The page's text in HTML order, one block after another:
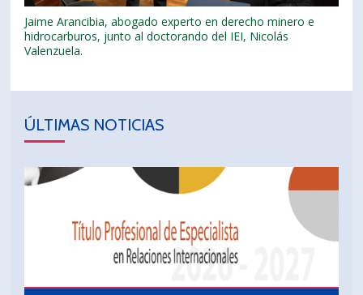
Jaime Arancibia, abogado experto en derecho minero e
hidrocarburos, junto al doctorando del IEI, Nicolás
Valenzuela.
ÚLTIMAS NOTICIAS